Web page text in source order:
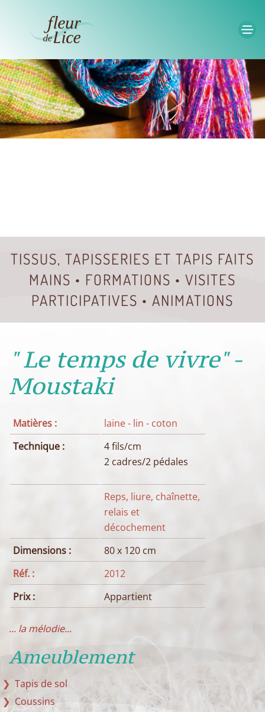
Accéder au contenu principal
TISSUS, TAPISSERIES ET TAPIS FAITS
MAINS • FORMATIONS • VISITES
PARTICIPATIVES • ANIMATIONS
" Le temps de vivre" -
Moustaki
Matières :
laine - lin - coton
Technique :
4 fils/cm
2 cadres/2 pédales
Reps, liure, chaînette,
relais et
décochement
Dimensions :
80 x 120 cm
Réf. :
2012
Prix :
Appartient
... la mélodie...
Ameublement
Tapis de sol
Coussins